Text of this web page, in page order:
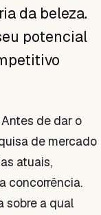
da beleza.
potencial
Antes de dar o
de mercado
atuais,
concorrência.
sobre a qual